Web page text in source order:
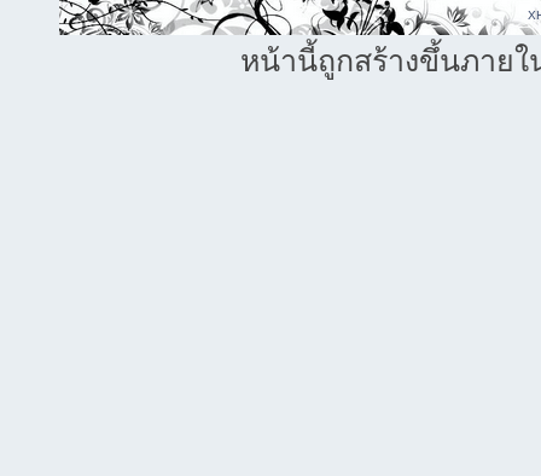
หน้านี้ถูกสร้างขึ้นภายใ